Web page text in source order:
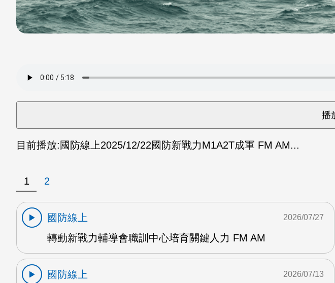
目前播放: 國防線上2025/12/22國防新戰力M1A2T成軍 FM AM...
1 2
國防線上
轉動新戰力輔導會職訓中心培育關鍵人力 FM AM
2026/07/27
國防線上
2026/07/13